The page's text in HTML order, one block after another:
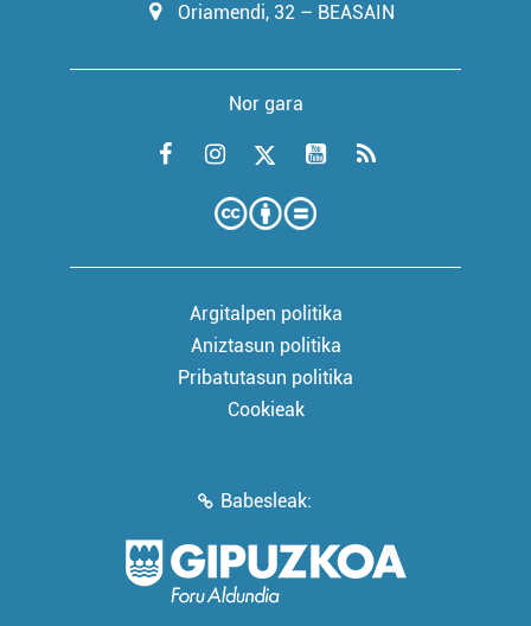
Oriamendi, 32 – BEASAIN
Nor gara
Argitalpen politika
Aniztasun politika
Pribatutasun politika
Cookieak
Babesleak: